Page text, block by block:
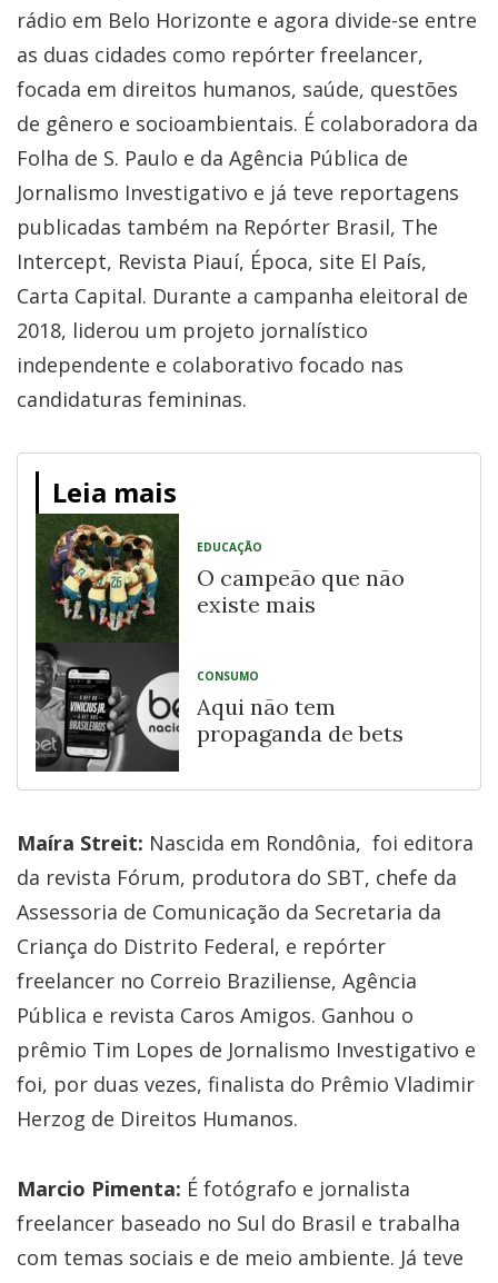
rádio em Belo Horizonte e agora divide-se entre
as duas cidades como repórter freelancer,
focada em direitos humanos, saúde, questões
de gênero e socioambientais. É colaboradora da
Folha de S. Paulo e da Agência Pública de
Jornalismo Investigativo e já teve reportagens
publicadas também na Repórter Brasil, The
Intercept, Revista Piauí, Época, site El País,
Carta Capital. Durante a campanha eleitoral de
2018, liderou um projeto jornalístico
independente e colaborativo focado nas
candidaturas femininas.
Leia mais
EDUCAÇÃO
O campeão que não
existe mais
CONSUMO
Aqui não tem
propaganda de bets
Maíra Streit: Nascida em Rondônia, foi editora
da revista Fórum, produtora do SBT, chefe da
Assessoria de Comunicação da Secretaria da
Criança do Distrito Federal, e repórter
freelancer no Correio Braziliense, Agência
Pública e revista Caros Amigos. Ganhou o
prêmio Tim Lopes de Jornalismo Investigativo e
foi, por duas vezes, finalista do Prêmio Vladimir
Herzog de Direitos Humanos.
Marcio Pimenta: É fotógrafo e jornalista
freelancer baseado no Sul do Brasil e trabalha
com temas sociais e de meio ambiente. Já teve